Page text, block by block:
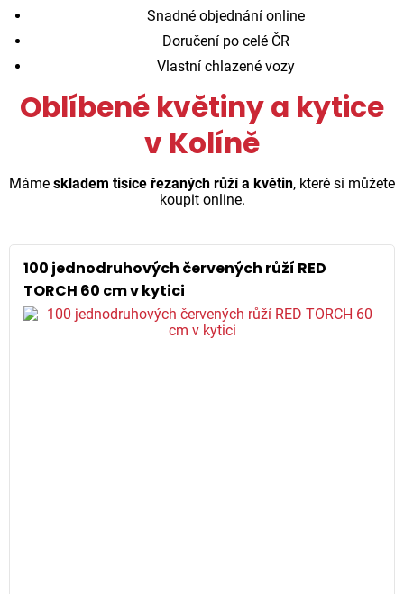
Snadné objednání online
Doručení po celé ČR
Vlastní chlazené vozy
Oblíbené květiny a kytice
v Kolíně
Máme skladem tisíce řezaných růží a květin, které si můžete
koupit online.
100 jednodruhových červených růží RED
TORCH 60 cm v kytici